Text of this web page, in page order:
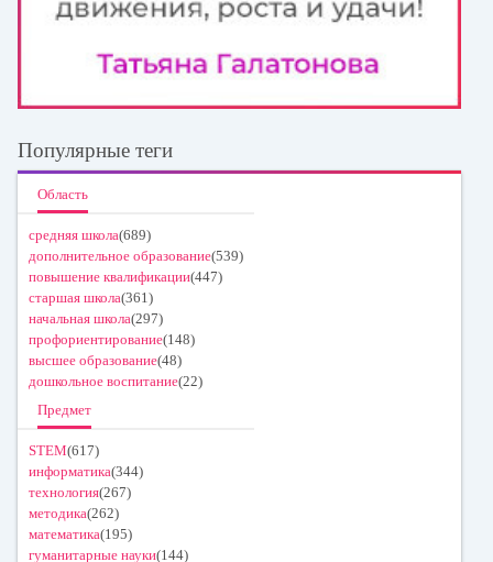
Популярные теги
Область
средняя школа(689)
дополнительное образование(539)
повышение квалификации(447)
старшая школа(361)
начальная школа(297)
профориентирование(148)
высшее образование(48)
дошкольное воспитание(22)
Предмет
STEM(617)
информатика(344)
технология(267)
методика(262)
математика(195)
гуманитарные науки(144)